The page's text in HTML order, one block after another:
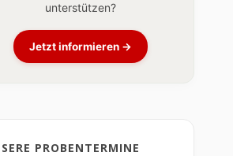
unterstützen?
Jetzt informieren →
PROBENTERMINE